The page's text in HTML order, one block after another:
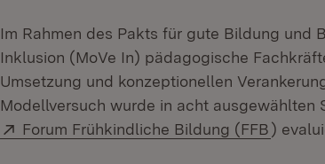
Im Rahmen des Pakts für gute Bildung und
Inklusion (MoVe In) pädagogische
Umsetzung und konzeptionellen
Modellversuch wurde in acht
Extern:
Forum Frühkindliche Bildung (FFB(Öffnet
)